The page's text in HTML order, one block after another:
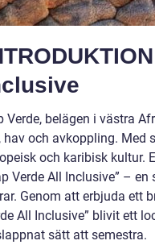
Verde, belägen i västra
hav och avkoppling. Med
och karibisk kultur.
Verde All Inclusive” –
Genom att erbjuda ett
All Inclusive” blivit ett
sätt att semestra.